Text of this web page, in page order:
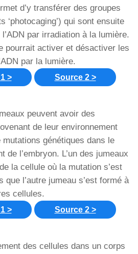
d’y transférer des groupes
‘photocaging’) qui sont ensuite
par irradiation à la lumière.
pourrait activer et désactiver les
par la lumière.
> Source 2 >
peuvent avoir des
de leur environnement
génétiques dans le
de l’embryon. L’un des jumeaux
la cellule où la mutation s’est
que l’autre jumeau s’est formé à
cellules.
> Source 2 >
des cellules dans un corps